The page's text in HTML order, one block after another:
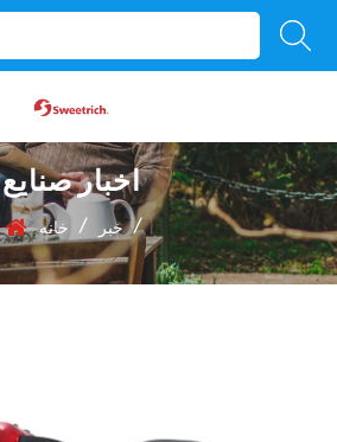
اخبار صنایع
خانه / خبر /